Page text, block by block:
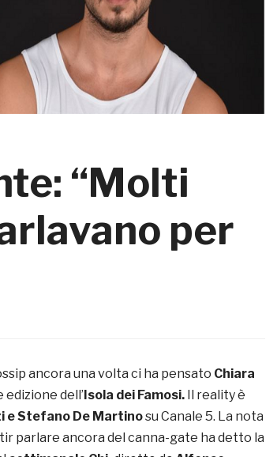
“Molti
per
ancora una volta ci ha pensato Chiara
dell’Isola dei Famosi. Il reality è
e Stefano De Martinosu Canale 5. La nota
parlare ancora del canna-gate ha detto la